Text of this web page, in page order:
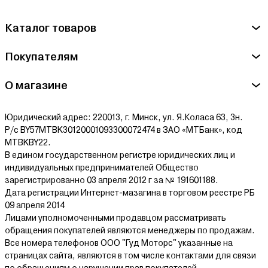
здесь.
Каталог товаров
Покупателям
О магазине
Юридический адрес: 220013, г. Минск, ул. Я.Коласа 63, 3н.
Р/с BY57MTBK30120001093300072474 в ЗАО «МТБанк», код
MTBKBY22.
В едином государственном регистре юридических лиц и
индивидуальных предпринимателей Общество
зарегистрированно 03 апреля 2012 г за № 191601188.
Дата регистрации Интернет-мазагина в торговом реестре РБ
09 апреля 2014
Лицами уполномоченными продавцом рассматривать
обращения покупателей являются менеджеры по продажам.
Все номера телефонов ООО "Гуд Моторс" указанные на
страницах сайта, являются в том числе контактами для связи